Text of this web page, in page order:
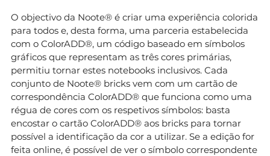
O objectivo da Noote® é criar uma experiência colorida
para todos e, desta forma, uma parceria estabelecida
com o ColorADD®, um código baseado em símbolos
gráficos que representam as três cores primárias,
permitiu tornar estes notebooks inclusivos. Cada
conjunto de Noote® bricks vem com um cartão de
correspondência ColorADD® que funciona como uma
régua de cores com os respetivos símbolos: basta
encostar o cartão ColorADD® aos bricks para tornar
possível a identificação da cor a utilizar. Se a edição for
feita online, é possível de ver o símbolo correspondente